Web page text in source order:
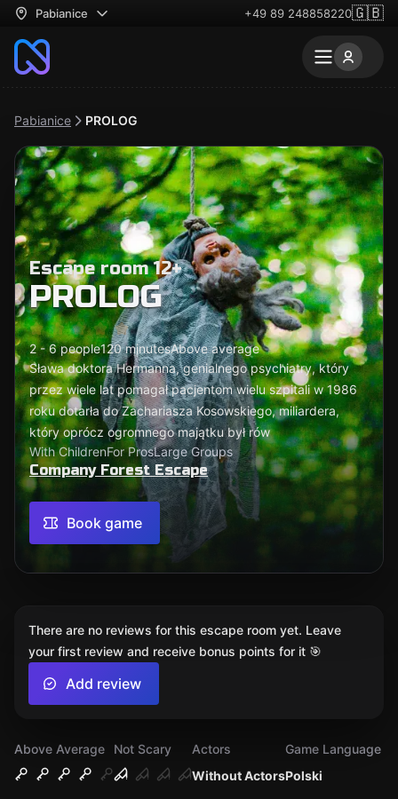
Pabianice +49 89 248858220🇬🇧
Pabianice PROLOG
Escape room 12+
PROLOG
2 - 6 people120 minutesAbove average
Sława doktora Hermanna, genialnego psychiatry, który
przez wiele lat pomagał pacjentom wielu szpitali w 1986
roku dotarła do Zachariasza Kosowskiego, miliardera,
który oprócz ogromnego majątku był rów
With ChildrenFor ProsLarge Groups
Company Forest Escape
Book game
Above Average
Not Scary
Without Actors
Actors
Polski
Game Language
There are no reviews for this escape room yet. Leave
your first review and receive bonus points for it 🎯
Add review